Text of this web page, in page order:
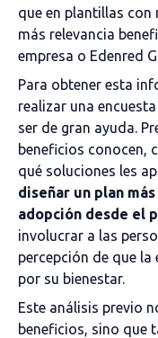
que en plantillas
más relevancia
empresa o Edenred
Para obtener esta
realizar una
ser de gran ayuda.
beneficios conocen,
qué soluciones les
diseñar un plan
adopción desde el
involucrar a las
percepción de que la
por su bienestar.
Este análisis previo
beneficios, sino que